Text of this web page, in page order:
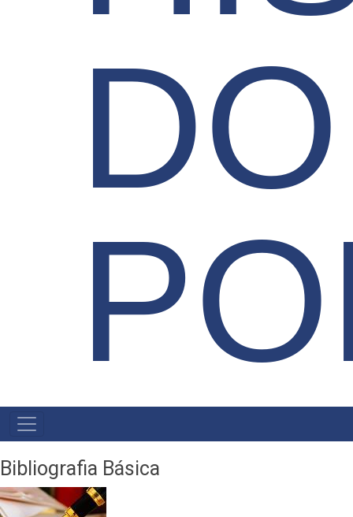
DO
NAVEGAÇÃO
PRINCIPAL
Bibliografia Básica